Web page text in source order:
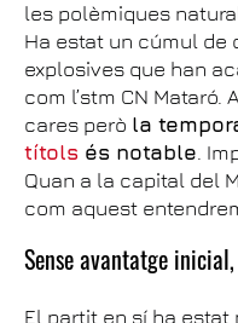
les polèmiques
Ha estat un cúmul de
explosives que han
com l’stm CN
cares però la
títols és notable.
Quan a la capital del
com aquest
Sense avantatge
El partit en sí ha estat